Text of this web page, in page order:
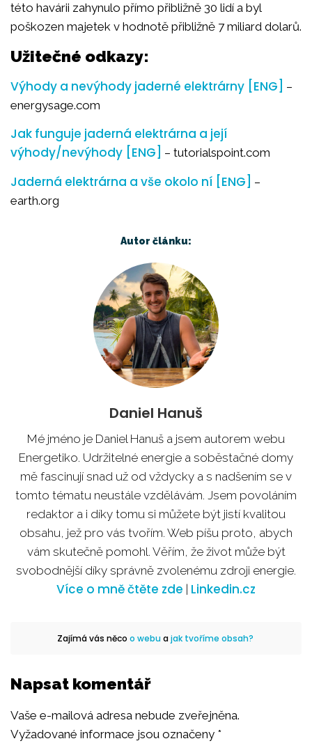
této havárii zahynulo přímo přibližně 30 lidí a byl
poškozen majetek v hodnotě přibližně 7 miliard dolarů.
Užitečné odkazy:
Výhody a nevýhody jaderné elektrárny [ENG]
–
energysage.com
Jak funguje jaderná elektrárna a její
výhody/nevýhody [ENG]
– tutorialspoint.com
Jaderná elektrárna a vše okolo ní [ENG]
–
earth.org
Autor článku:
Daniel Hanuš
Mé jméno je Daniel Hanuš a jsem autorem webu
Energetiko. Udržitelné energie a soběstačné domy
mě fascinují snad už od vždycky a s nadšením se v
tomto tématu neustále vzdělávám. Jsem povoláním
redaktor a i díky tomu si můžete být jistí kvalitou
obsahu, jež pro vás tvořím. Web píšu proto, abych
vám skutečně pomohl. Věřím, že život může být
svobodnější díky správně zvolenému zdroji energie.
Více o mně čtěte zde | Linkedin.cz
Zajímá vás něco o webuajak tvoříme obsah?
Napsat komentář
Vaše e-mailová adresa nebude zveřejněna.
Vyžadované informace jsou označeny *